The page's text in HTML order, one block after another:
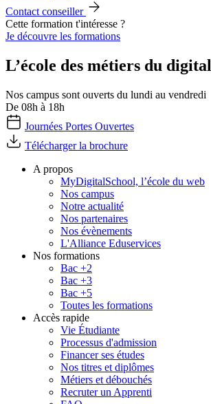
Contact conseiller
Cette formation t'intéresse ?
Je découvre les formations
L’école des métiers du digital
Nos campus sont ouverts du lundi au vendredi
De 08h à 18h
Journées Portes Ouvertes
Télécharger la brochure
A propos
MyDigitalSchool, l’école du web
Nos campus
Notre actualité
Nos partenaires
Nos évènements
L'Alliance Eduservices
Nos formations
Bac +2
Bac +3
Bac +5
Toutes les formations
Accès rapide
Vie Étudiante
Processus d'admission
Financer ses études
Nos titres et diplômes
Métiers et débouchés
Recruter un Apprenti